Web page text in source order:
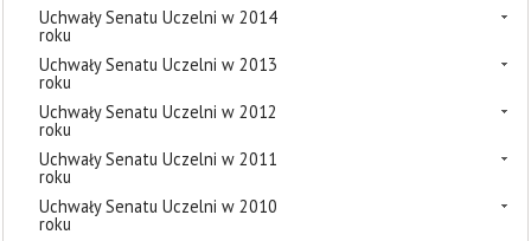
Uchwały Senatu Uczelni w 2014
roku
Uchwały Senatu Uczelni w 2013
roku
Uchwały Senatu Uczelni w 2012
roku
Uchwały Senatu Uczelni w 2011
roku
Uchwały Senatu Uczelni w 2010
roku